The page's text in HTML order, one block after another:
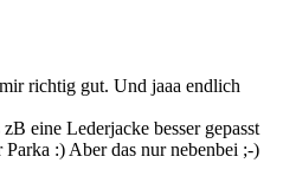
richtig gut. Und jaaa endlich
eine Lederjacke besser gepasst
:) Aber das nur nebenbei ;-)